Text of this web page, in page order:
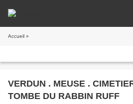
Accueil »
VERDUN . MEUSE . CIMETIERE ISRAELITE .
TOMBE DU RABBIN RUFF